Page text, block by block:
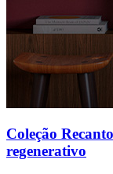
Coleção
regenerativo